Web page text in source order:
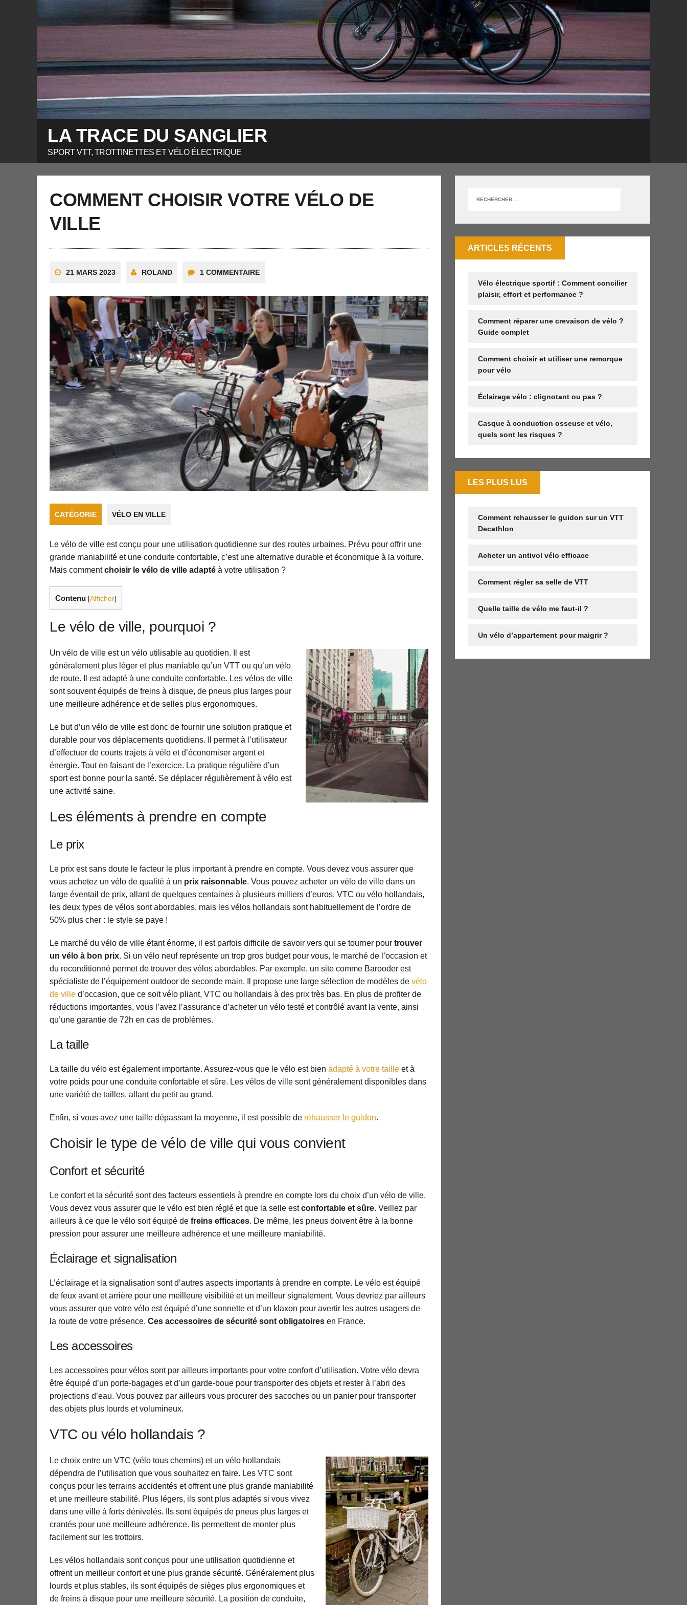
LA TRACE DU SANGLIER
SPORT VTT, TROTTINETTES ET VÉLO ÉLECTRIQUE
COMMENT CHOISIR VOTRE VÉLO DE
VILLE
21 MARS 2023 ROLAND 1 COMMENTAIRE
CATÉGORIE VÉLO EN VILLE
Le vélo de ville est conçu pour une utilisation quotidienne sur des routes urbaines. Prévu pour offrir une
grande maniabilité et une conduite confortable, c’est une alternative durable et économique à la voiture.
Mais commentchoisir le vélo de ville adapté à votre utilisation ?
Contenu [Afficher]
Le vélo de ville, pourquoi ?
Un vélo de ville est un vélo utilisable au quotidien. Il est
généralement plus léger et plus maniable qu’un VTT ou qu’un vélo
de route. Il est adapté à une conduite confortable. Les vélos de ville
sont souvent équipés de freins à disque, de pneus plus larges pour
une meilleure adhérence et de selles plus ergonomiques.
Le but d’un vélo de ville est donc de fournir une solution pratique et
durable pour vos déplacements quotidiens. Il permet à l’utilisateur
d’effectuer de courts trajets à vélo et d’économiser argent et
énergie. Tout en faisant de l’exercice. La pratique régulière d’un
sport est bonne pour la santé. Se déplacer régulièrement à vélo est
une activité saine.
Les éléments à prendre en compte
Le prix
Le prix est sans doute le facteur le plus important à prendre en compte. Vous devez vous assurer que
vous achetez un vélo de qualité à un prix raisonnable. Vous pouvez acheter un vélo de ville dans un
large éventail de prix, allant de quelques centaines à plusieurs milliers d’euros. VTC ou vélo hollandais,
les deux types de vélos sont abordables, mais les vélos hollandais sont habituellement de l’ordre de
50% plus cher : le style se paye !
Le marché du vélo de ville étant énorme, il est parfois difficile de savoir vers qui se tourner pour trouver
un vélo à bon prix. Si un vélo neuf représente un trop gros budget pour vous, le marché de l’occasion et
du reconditionné permet de trouver des vélos abordables. Par exemple, un site comme Barooder est
spécialiste de l’équipement outdoor de seconde main. Il propose une large sélection de modèles de vélo
de ville d’occasion, que ce soit vélo pliant, VTC ou hollandais à des prix très bas. En plus de profiter de
réductions importantes, vous l’avez l’assurance d’acheter un vélo testé et contrôlé avant la vente, ainsi
qu’une garantie de 72h en cas de problèmes.
La taille
La taille du vélo est également importante. Assurez-vous que le vélo est bien adapté à votre taille et à
votre poids pour une conduite confortable et sûre. Les vélos de ville sont généralement disponibles dans
une variété de tailles, allant du petit au grand.
Enfin, si vous avez une taille dépassant la moyenne, il est possible de réhausser le guidon.
Choisir le type de vélo de ville qui vous convient
Confort et sécurité
Le confort et la sécurité sont des facteurs essentiels à prendre en compte lors du choix d’un vélo de ville.
Vous devez vous assurer que le vélo est bien réglé et que la selle estconfortable et sûre. Veillez par
ailleurs à ce que le vélo soit équipé de freins efficaces. De même, les pneus doivent être à la bonne
pression pour assurer une meilleure adhérence et une meilleure maniabilité.
Éclairage et signalisation
L’éclairage et la signalisation sont d’autres aspects importants à prendre en compte. Le vélo est équipé
de feux avant et arrière pour une meilleure visibilité et un meilleur signalement. Vous devriez par ailleurs
vous assurer que votre vélo est équipé d’une sonnette et d’un klaxon pour avertir les autres usagers de
la route de votre présence. Ces accessoires de sécurité sont obligatoires en France.
Les accessoires
Les accessoires pour vélos sont par ailleurs importants pour votre confort d’utilisation. Votre vélo devra
être équipé d’un porte-bagages et d’un garde-boue pour transporter des objets et rester à l’abri des
projections d’eau. Vous pouvez par ailleurs vous procurer des sacoches ou un panier pour transporter
des objets plus lourds et volumineux.
VTC ou vélo hollandais ?
Le choix entre un VTC (vélo tous chemins) et un vélo hollandais
dépendra de l’utilisation que vous souhaitez en faire. Les VTC sont
conçus pour les terrains accidentés et offrent une plus grande maniabilité
et une meilleure stabilité. Plus légers, ils sont plus adaptés si vous vivez
dans une ville à forts dénivelés. Ils sont équipés de pneus plus larges et
crantés pour une meilleure adhérence. Ils permettent de monter plus
facilement sur les trottoirs.
Les vélos hollandais sont conçus pour une utilisation quotidienne et
offrent un meilleur confort et une plus grande sécurité. Généralement plus
lourds et plus stables, ils sont équipés de sièges plus ergonomiques et
de freins à disque pour une meilleure sécurité. La position de conduite,
ARTICLES RÉCENTS
Vélo électrique sportif : Comment concilier
plaisir, effort et performance ?
Comment réparer une crevaison de vélo ?
Guide complet
Comment choisir et utiliser une remorque
pour vélo
Éclairage vélo : clignotant ou pas ?
Casque à conduction osseuse et vélo,
quels sont les risques ?
LES PLUS LUS
Comment rehausser le guidon sur un VTT
Decathlon
Acheter un antivol vélo efficace
Comment régler sa selle de VTT
Quelle taille de vélo me faut-il ?
Un vélo d’appartement pour maigrir ?